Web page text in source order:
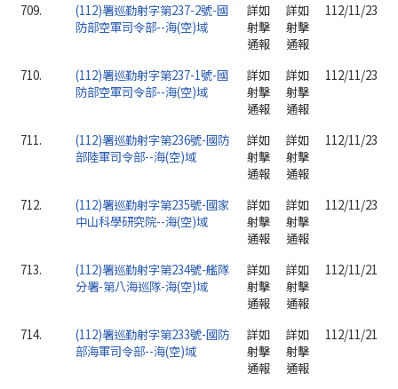
709.
(112)署巡勤射字第237-2號-國
防部空軍司令部--海(空)域
詳如
射擊
通報
詳如
射擊
通報
112/11/23
710.
(112)署巡勤射字第237-1號-國
防部空軍司令部--海(空)域
詳如
射擊
通報
詳如
射擊
通報
112/11/23
711.
(112)署巡勤射字第236號-國防
部陸軍司令部--海(空)域
詳如
射擊
通報
詳如
射擊
通報
112/11/23
712.
(112)署巡勤射字第235號-國家
中山科學研究院--海(空)域
詳如
射擊
通報
詳如
射擊
通報
112/11/23
713.
(112)署巡勤射字第234號-艦隊
分署-第八海巡隊-海(空)域
詳如
射擊
通報
詳如
射擊
通報
112/11/21
714.
(112)署巡勤射字第233號-國防
部海軍司令部--海(空)域
詳如
射擊
通報
詳如
射擊
通報
112/11/21